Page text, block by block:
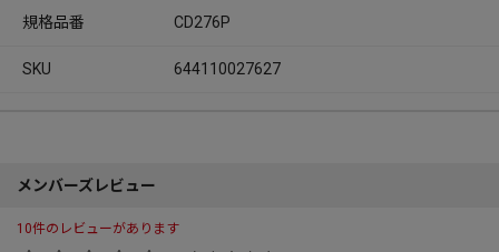
規格品番 CD276P
SKU 644110027627
メンバーズレビュー
10件のレビューがあります